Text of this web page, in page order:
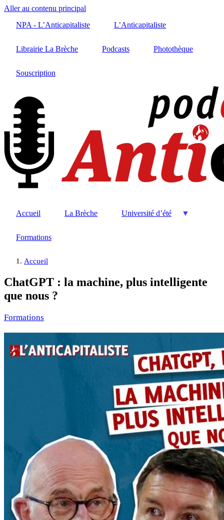
Aller au contenu principal
NPA - L’Anticapitaliste
L’Anticapitaliste
Librairie La Brèche Podcasts Photothèque
Souscription
Accueil La Brèche Université d’été
Formations
Accueil
ChatGPT : la machine, plus intelligente
que nous ?
Formations